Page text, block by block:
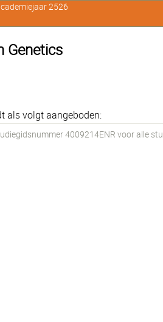
Genetics
als volgt aangeboden:
4009214ENR voor alle
2526